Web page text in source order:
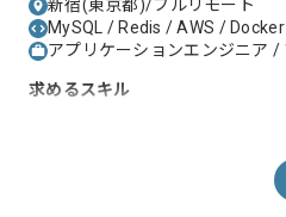
新宿(東京都)/フルリモート
MySQL / Redis / AWS /
アプリケーションエンジニア /
求めるスキル